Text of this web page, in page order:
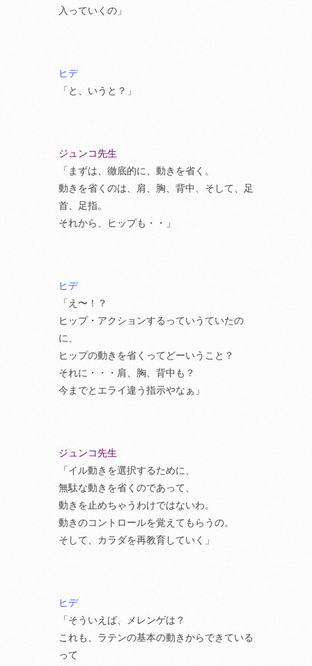
入っていくの」
ヒデ
「と、いうと？」
ジュンコ先生
「まずは、徹底的に、動きを省く。
動きを省くのは、肩、胸、背中、そして、足
首、足指。
それから、ヒップも・・」
ヒデ
「え〜！？
ヒップ・アクションするっていうていたの
に、
ヒップの動きを省くってどーいうこと？
それに・・・肩、胸、背中も？
今までとエライ違う指示やなぁ」
ジュンコ先生
「イル動きを選択するために、
無駄な動きを省くのであって、
動きを止めちゃうわけではないわ。
動きのコントロールを覚えてもらうの。
そして、カラダを再教育していく」
ヒデ
「そういえば、メレンゲは？
これも、ラテンの基本の動きからできている
って